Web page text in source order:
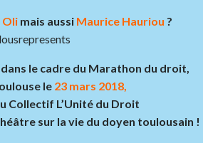
Olimais aussi Maurice Hauriou ?
le cadre du Marathon du droit,
le23 mars 2018,
Collectif L’Unité du Droit
sur la vie du doyen toulousain !